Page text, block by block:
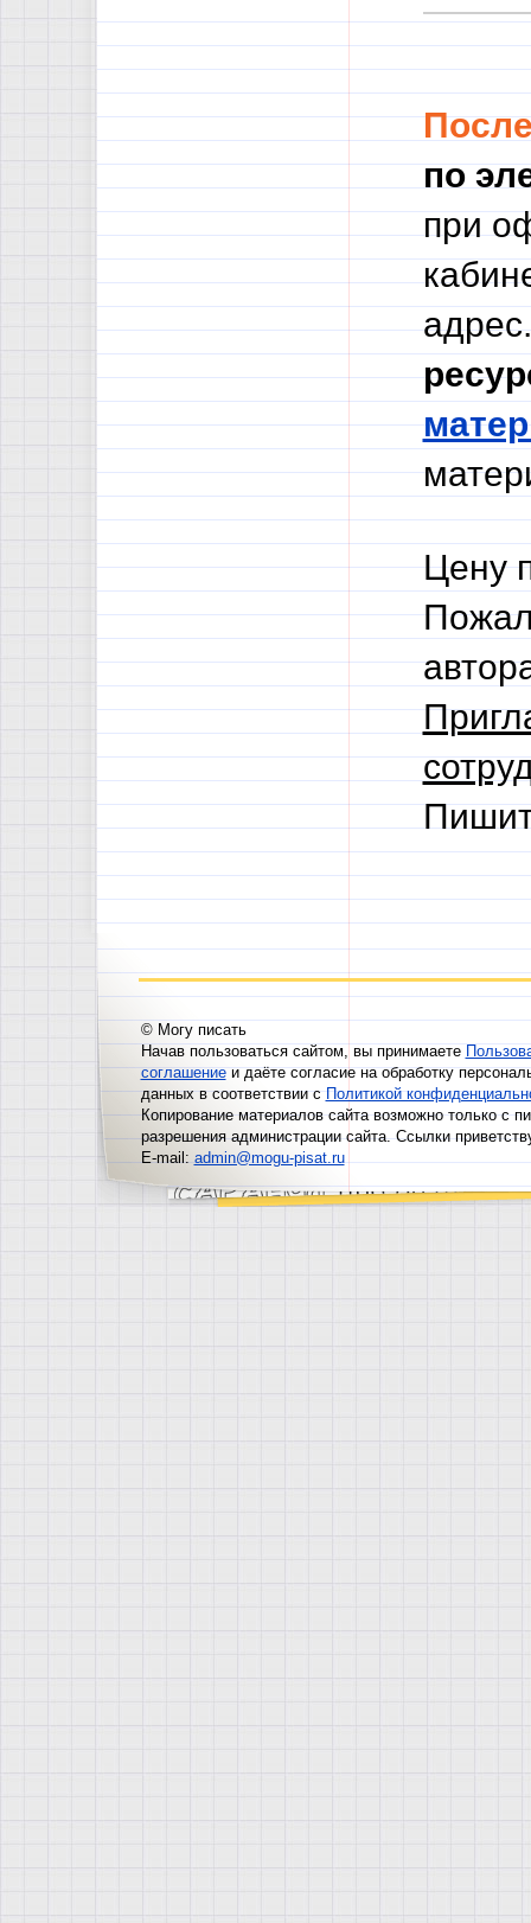
по
при
Цену
© Могу писать
Начав пользоваться сайтом, вы принимаете
соглашениеи даёте согласие на обработку
данных в соответствии сПолитикой
Копирование материалов сайта возможно только с
разрешения администрации сайта. Ссылки
E-mail:admin@mogu-pisat.ru